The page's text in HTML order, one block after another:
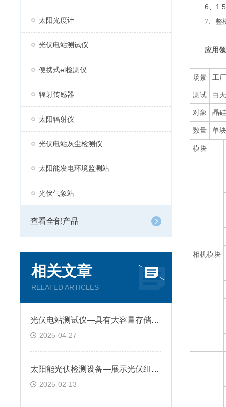
太阳光度计
光伏电站测试仪
便携式el检测仪
辐射传感器
太阳辐射仪
光伏电站灰尘检测仪
太阳能发电环境监测站
光伏气象站
查看全部产品
相关文章
RELATED ARTICLES
光伏电站测试仪—具有大容量存储和无线传输功能，便于数据管理和分析
2025-04-27
太阳能光伏检测设备—展示光伏组件内部的缺陷和故障，人员快速识别和定位
2025-02-13
6、1.5
7、整
应用
场景 工
测试 白
对象 晶
数量 单
模块
相机模块